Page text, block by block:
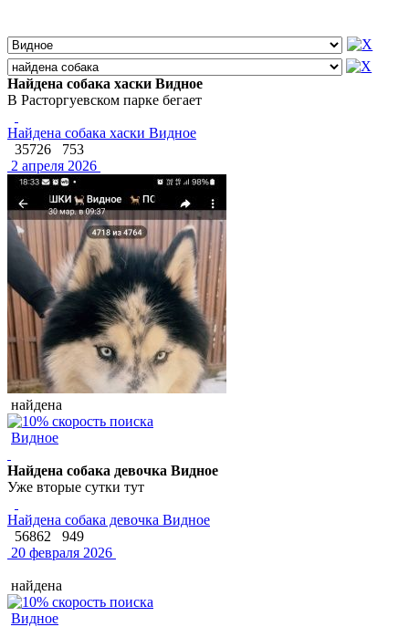
Найдена собака хаски Видное
В Расторгуевском парке бегает
Найдена собака хаски Видное
35726
753
2 апреля 2026
найдена
Видное
Найдена собака девочка Видное
Уже вторые сутки тут
Найдена собака девочка Видное
56862
949
20 февраля 2026
найдена
Видное